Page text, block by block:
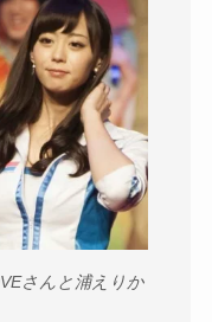
さんと浦えりか